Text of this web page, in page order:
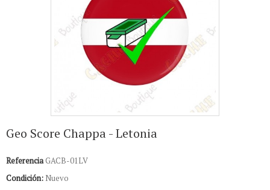
Geo Score Chappa - Letonia
ReferenciaGACB-01LV
Condición: Nuevo